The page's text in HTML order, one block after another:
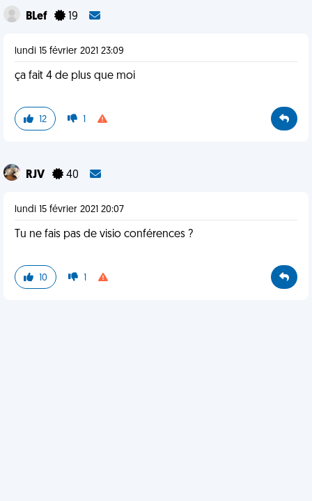
BLef 19
lundi 15 février 2021 23:09
ça fait 4 de plus que moi
12 1
RJV 40
lundi 15 février 2021 20:07
Tu ne fais pas de visio conférences ?
10 1